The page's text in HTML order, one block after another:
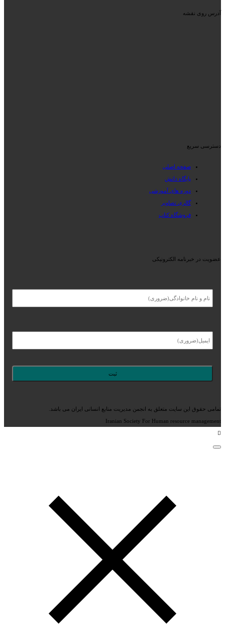
آدرس روی نقشه
دسترسی سریع
صفحه اصلی
پایگاه دانش
دوره های آموزشی
گالری تصاویر
فروشگاه کتاب
عضویت در خبرنامه الکترونیکی
تمامی حقوق این سایت متعلق به انجمن مدیریت منابع انسانی ایران می باشد.
Iranian Society For Human resource management